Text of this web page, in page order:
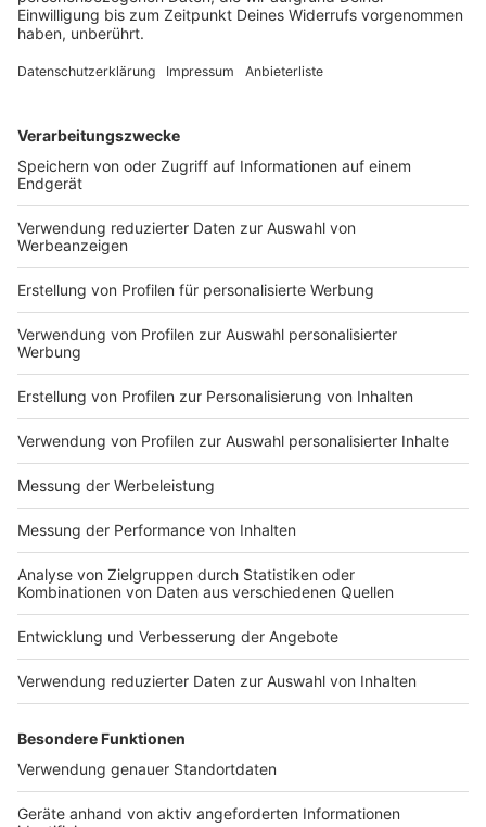
Fieberthermometer
Rettungsdecke
Maulschlaufe
Anzeige
©Vasyl | AdobeStock_383268223
Anzeige
Fazit: Mit der richtigen Hunde-
Reiseapotheke entspannt in den Urlaub
Anzeige
Eine gut ausgestatteteHunde-Reiseapotheke
gehört zu jedemUrlaub mit Hunddazu. Sie hilft euch
Probleme schnell zu versorgen und sorgt für mehr
Sicherheit unterwegs. Je besser ihr vorbereitet seid,
desto entspannter könnt ihr eurenUrlaubgemeinsam
genießen.
Nehmt euch vor jederReiseeinige Minuten Zeit, um
eureHunde-Reiseapothekezu überprüfen, fehlende